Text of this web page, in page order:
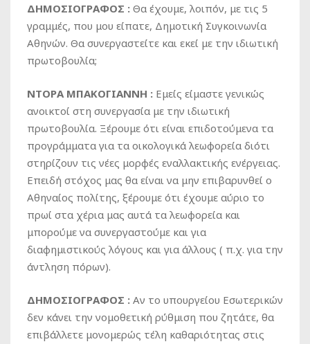
ΔΗΜΟΣΙΟΓΡΑΦΟΣ : Θα έχουμε, λοιπόν, με τις 5
γραμμές, που μου είπατε, Δημοτική Συγκοινωνία
Αθηνών. Θα συνεργαστείτε και εκεί με την ιδιωτική
πρωτοβουλία;
ΝΤΟΡΑ ΜΠΑΚΟΓΙΑΝΝΗ : Εμείς είμαστε γενικώς
ανοικτοί στη συνεργασία με την ιδιωτική
πρωτοβουλία. Ξέρουμε ότι είναι επιδοτούμενα τα
προγράμματα για τα οικολογικά λεωφορεία διότι
στηρίζουν τις νέες μορφές εναλλακτικής ενέργειας.
Επειδή στόχος μας θα είναι να μην επιβαρυνθεί ο
Αθηναίος πολίτης, ξέρουμε ότι έχουμε αύριο το
πρωί στα χέρια μας αυτά τα λεωφορεία και
μπορούμε να συνεργαστούμε και για
διαφημιστικούς λόγους και για άλλους ( π.χ. για την
άντληση πόρων).
ΔΗΜΟΣΙΟΓΡΑΦΟΣ : Αν το υπουργείου Εσωτερικών
δεν κάνει την νομοθετική ρύθμιση που ζητάτε, θα
επιβάλλετε μονομερώς τέλη καθαριότητας στις